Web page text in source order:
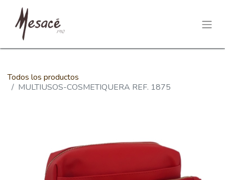
Todos los productos
MULTIUSOS-COSMETIQUERA REF. 1875